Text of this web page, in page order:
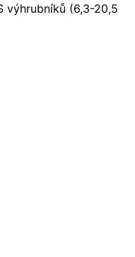
výhrubníků (6,3-20,5